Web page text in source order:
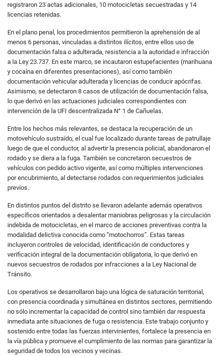
registraron 23 actas adicionales, 10 motocicletas secuestradas y 14
licencias retenidas.
En el plano penal, los procedimientos permitieron la aprehensión de al
menos 6 personas, vinculadas a distintos ilícitos, entre ellos uso de
documentación falsa o adulterada, resistencia a la autoridad e infracción
a la Ley 23.737. En este marco, se incautaron estupefacientes (marihuana
y cocaína en diferentes presentaciones), así como también
documentación vehicular adulterada y licencias de conducir apócrifas.
Asimismo, se detectaron 8 casos de utilización de documentación falsa,
lo que derivó en las actuaciones judiciales correspondientes con
intervención de la UFI descentralizada N° 1 de Cañuelas.
Entre los hechos más relevantes, se destaca la recuperación de un
motovehículo sustraído, el cual fue localizado durante tareas de patrullaje
luego de que el conductor, al advertir la presencia policial, abandonaron el
rodado y se diera a la fuga. También se concretaron secuestros de
vehículos con pedido activo vigente, así como múltiples intervenciones
por encubrimiento, al detectarse rodados con requerimientos judiciales
previos.
En distintos puntos del distrito se llevaron adelante además operativos
específicos orientados a desalentar maniobras peligrosas y la circulación
indebida de motocicletas, en el marco de acciones preventivas contra la
modalidad delictiva conocida como “motochorros”. Estas tareas
incluyeron controles de velocidad, identificación de conductores y
verificación integral de la documentación obligatoria, lo que derivó en
nuevos secuestros de rodados por infracciones a la Ley Nacional de
Tránsito.
Los operativos se desarrollaron bajo una lógica de saturación territorial,
con presencia coordinada y simultánea en distintos sectores, permitiendo
no sólo incrementar la capacidad de control sino también dar respuesta
inmediata ante situaciones de fuga o resistencia. Este trabajo conjunto y
sostenido entre todas las fuerzas intervinientes, fortalece la presencia en
la vía pública y promueve el cumplimiento de las normas para garantizar la
seguridad de todos los vecinos y vecinas.